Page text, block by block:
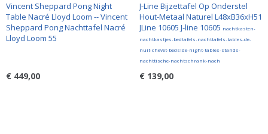
Vincent Sheppard Pong Night
Table Nacré Lloyd Loom -- Vincent
Sheppard Pong Nachttafel Nacré
Lloyd Loom 55
€ 449,00
J-Line Bijzettafel Op Onderstel
Hout-Metaal Naturel L48xB36xH51
JLine 10605 J-line 10605 nachtkasten-
nachtkastjes-bedtafels-nachttafels-tables-de-
nuit-chevet-bedside-night-tables-stands-
nachttische-nachtschrank-nach
€ 139,00